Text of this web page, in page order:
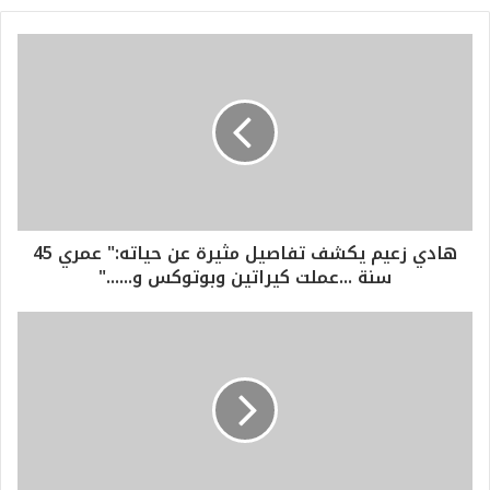
هادي زعيم يكشف تفاصيل مثيرة عن حياته:" عمري 45
سنة ...عملت كيراتين وبوتوكس و......"